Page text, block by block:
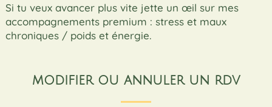
Si tu veux avancer plus vite jette un œil sur mes
accompagnements premium : stress et maux
chroniques / poids et énergie.
modifier ou annuler un rdv